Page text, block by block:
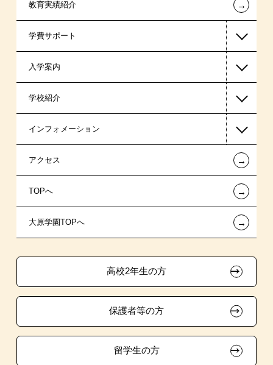
教育実績紹介 ←
学費サポート
高等教育の修学支援新制度
日本学生支援機構の奨学金
国の教育ローン
提携教育ローン
試験による特待生制度
資格・クラブ活動による特待生制度
入学案内
一般入学
AO入学
指定校推薦入学
特別推薦入学
推薦入学
生徒会活動推薦入学
自己推薦入学
在校生・卒業生紹介推薦入学
大学生・短期大学生特別入学
学校紹介
在校生からあなたへ
夢を叶えた先輩たち
施設・研修所
学生マンションのご案内
大原学園グループ案内
インフォメーション
お知らせ・新着情報
在校生へのお知らせ
各種証明書の発行ご希望の方
採用ご担当の方
アクセス ←
TOPへ ←
大原学園TOPへ ←
高校2年生の方
保護者等の方
留学生の方